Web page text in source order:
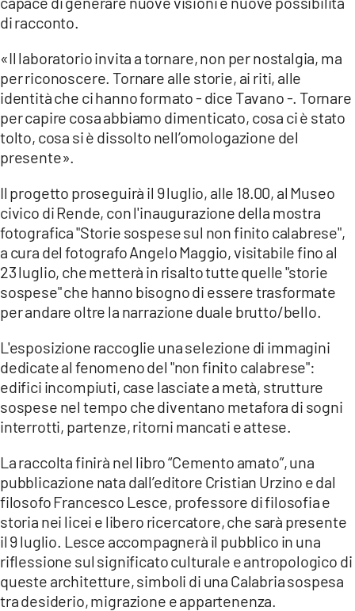
di racconto.
«Il laboratorio invita a tornare, non per nostalgia, ma
per riconoscere. Tornare alle storie, ai riti, alle
identità che ci hanno formato - dice Tavano -. Tornare
per capire cosa abbiamo dimenticato, cosa ci è stato
tolto, cosa si è dissolto nell’omologazione del
presente».
Il progetto proseguirà il 9 luglio, alle 18.00, al Museo
civico di Rende, con l'inaugurazione della mostra
fotografica "Storie sospese sul non finito calabrese",
a cura del fotografo Angelo Maggio, visitabile fino al
23 luglio, che metterà in risalto tutte quelle "storie
sospese" che hanno bisogno di essere trasformate
per andare oltre la narrazione duale brutto/bello.
L'esposizione raccoglie una selezione di immagini
dedicate al fenomeno del "non finito calabrese":
edifici incompiuti, case lasciate a metà, strutture
sospese nel tempo che diventano metafora di sogni
interrotti, partenze, ritorni mancati e attese.
La raccolta finirà nel libro “Cemento amato”, una
pubblicazione nata dall’editore Cristian Urzino e dal
filosofo Francesco Lesce, professore di filosofia e
storia nei licei e libero ricercatore, che sarà presente
il 9 luglio. Lesce accompagnerà il pubblico in una
riflessione sul significato culturale e antropologico di
queste architetture, simboli di una Calabria sospesa
tra desiderio, migrazione e appartenenza.